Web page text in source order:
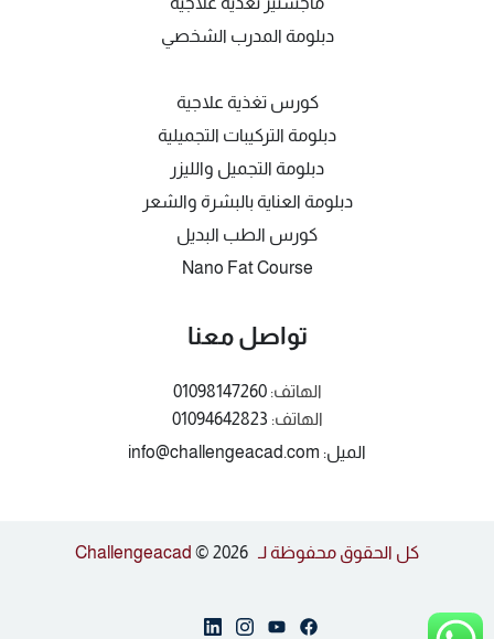
دبلومة المدرب الشخصي
كورس تغذية علاجية
دبلومة التركيبات التجميلية
دبلومة التجميل والليزر
دبلومة العناية بالبشرة والشعر
كورس الطب البديل
Nano Fat Course
تواصل معنا
الهاتف:01098147260
الهاتف: 01094642823
الميل: info@challengeacad.com
كل الحقوق محفوظة لـ Challengeacad © 2026